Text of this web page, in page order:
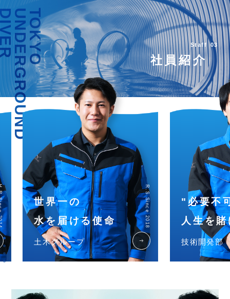
03
Staff
社員紹介
世界一の
水を届ける使命
土木グループ
R.S Since 2018
east
"必要不可
人生を賭
技術開発部
TOKYO
UNDERGROUND